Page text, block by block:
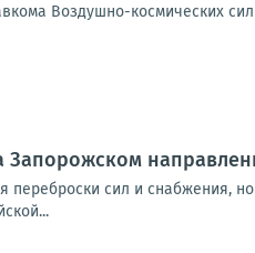
Воздушно-космических
Запорожском
переброски сил и